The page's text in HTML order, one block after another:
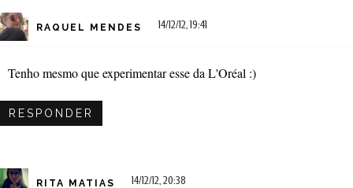
RAQUEL MENDES 14/12/12, 19:41
Tenho mesmo que experimentar esse da L'Oréal :)
RESPONDER
RITA MATIAS 14/12/12, 20:38